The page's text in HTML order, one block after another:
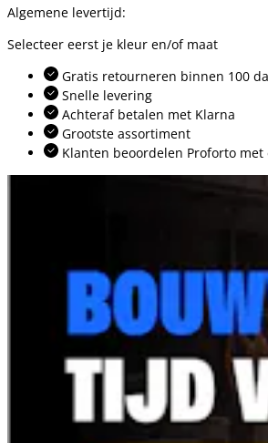
Algemene levertijd:
Selecteer eerst je kleur en/of maat
Gratis retourneren binnen 100
Snelle levering
Achteraf betalen met Klarna
Grootste assortiment
Klanten beoordelen Proforto met